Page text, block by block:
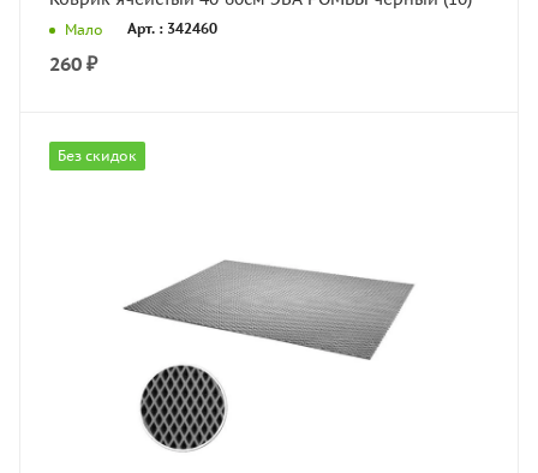
Мало Арт. : 342460
260 ₽
Без скидок